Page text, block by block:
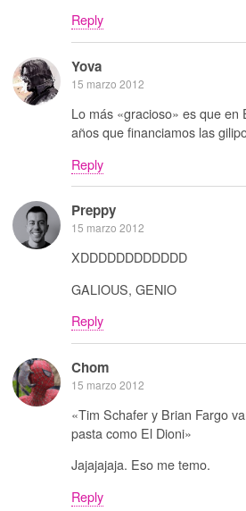
Reply
Yova
15 marzo 2012
Lo más «gracioso» es que en
años que financiamos las
Reply
Preppy
15 marzo 2012
XDDDDDDDDDDDD
GALIOUS, GENIO
Reply
Chom
15 marzo 2012
«Tim Schafer y Brian Fargo
pasta como El Dioni»
Jajajajaja. Eso me temo.
Reply